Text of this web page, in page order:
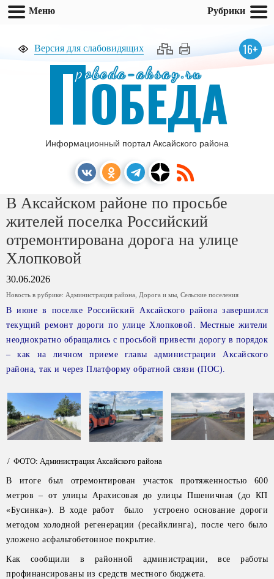
Версия для слабовидящих 16+
pobeda-aksay.ru
ПОБЕДА
Информационный портал Аксайского района
В Аксайском районе по просьбе
жителей поселка Российский
отремонтирована дорога на улице
Хлопковой
30.06.2026
Новость в рубрике: Администрация района Дорога и мы Сельские поселения
В июне в поселке Российский Аксайского района завершился
текущий ремонт дороги по улице Хлопковой. Местные жители
неоднократно обращались с просьбой привести дорогу в порядок
– как на личном приеме главы администрации Аксайского
района, так и через Платформу обратной связи (ПОС).
/ ФОТО: Администрация Аксайского района
В итоге был отремонтирован участок протяженностью 600
метров – от улицы Арахисовая до улицы Пшеничная (до КП
«Бусинка»). В ходе работ было устроено основание дороги
методом холодной регенерации (ресайклинга), после чего было
уложено асфальтобетонное покрытие.
Как сообщили в районной администрации, все работы
профинансированы из средств местного бюджета.
Меню Рубрики